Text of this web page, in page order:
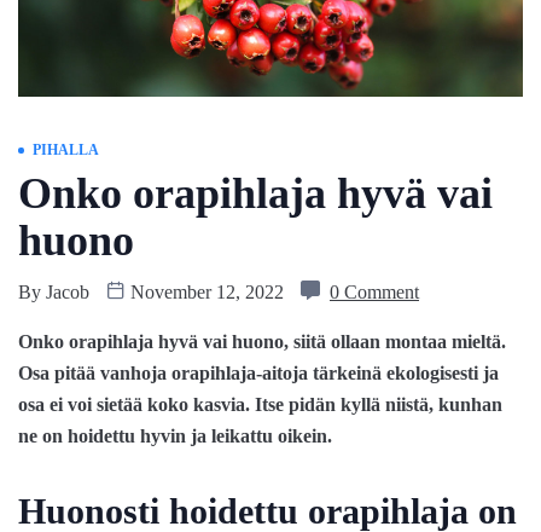
PIHALLA
Onko orapihlaja hyvä vai
huono
By Jacob November 12, 2022 0 Comment
Onko orapihlaja hyvä vai huono, siitä ollaan montaa mieltä.
Osa pitää vanhoja orapihlaja-aitoja tärkeinä ekologisesti ja
osa ei voi sietää koko kasvia. Itse pidän kyllä niistä, kunhan
ne on hoidettu hyvin ja leikattu oikein.
Huonosti hoidettu orapihlaja on